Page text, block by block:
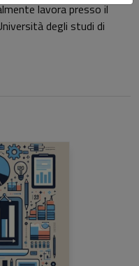
lavora presso il
degli studi di